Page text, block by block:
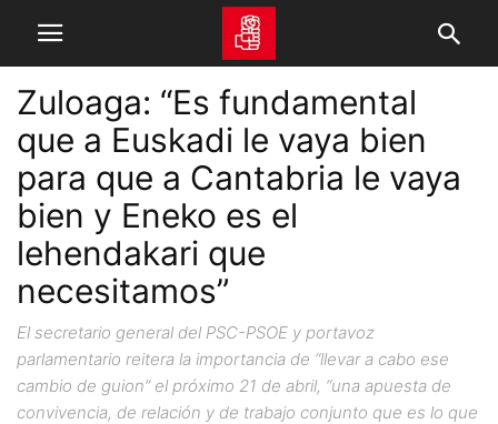
Zuloaga: “Es fundamental
que a Euskadi le vaya bien
para que a Cantabria le vaya
bien y Eneko es el
lehendakari que
necesitamos”
El secretario general del PSC-PSOE y portavoz
parlamentario reitera la importancia de “llevar a cabo ese
cambio de guion” el próximo 21 de abril, “una apuesta de
convivencia, de relación y de trabajo conjunto que es lo que